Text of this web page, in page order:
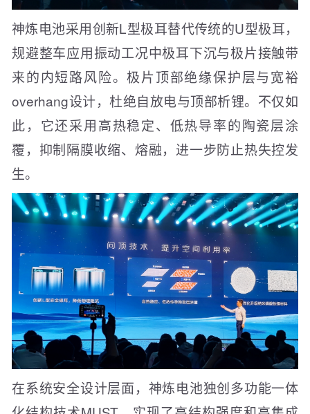
神炼电池采用创新L型极耳替代传统的U型极耳，
规避整车应用振动工况中极耳下沉与极片接触带
来的内短路风险。极片顶部绝缘保护层与宽裕
overhang设计，杜绝自放电与顶部析锂。不仅如
此，它还采用高热稳定、低热导率的陶瓷层涂
覆，抑制隔膜收缩、熔融，进一步防止热失控发
生。
在系统安全设计层面，神炼电池独创多功能一体